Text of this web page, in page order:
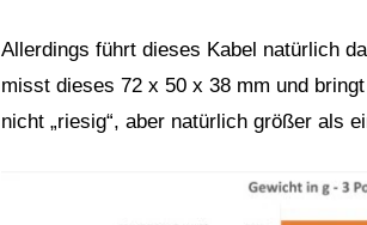
Allerdings führt dieses Kabel natürlich
misst dieses 72 x 50 x 38 mm und
nicht „riesig“, aber natürlich größer als